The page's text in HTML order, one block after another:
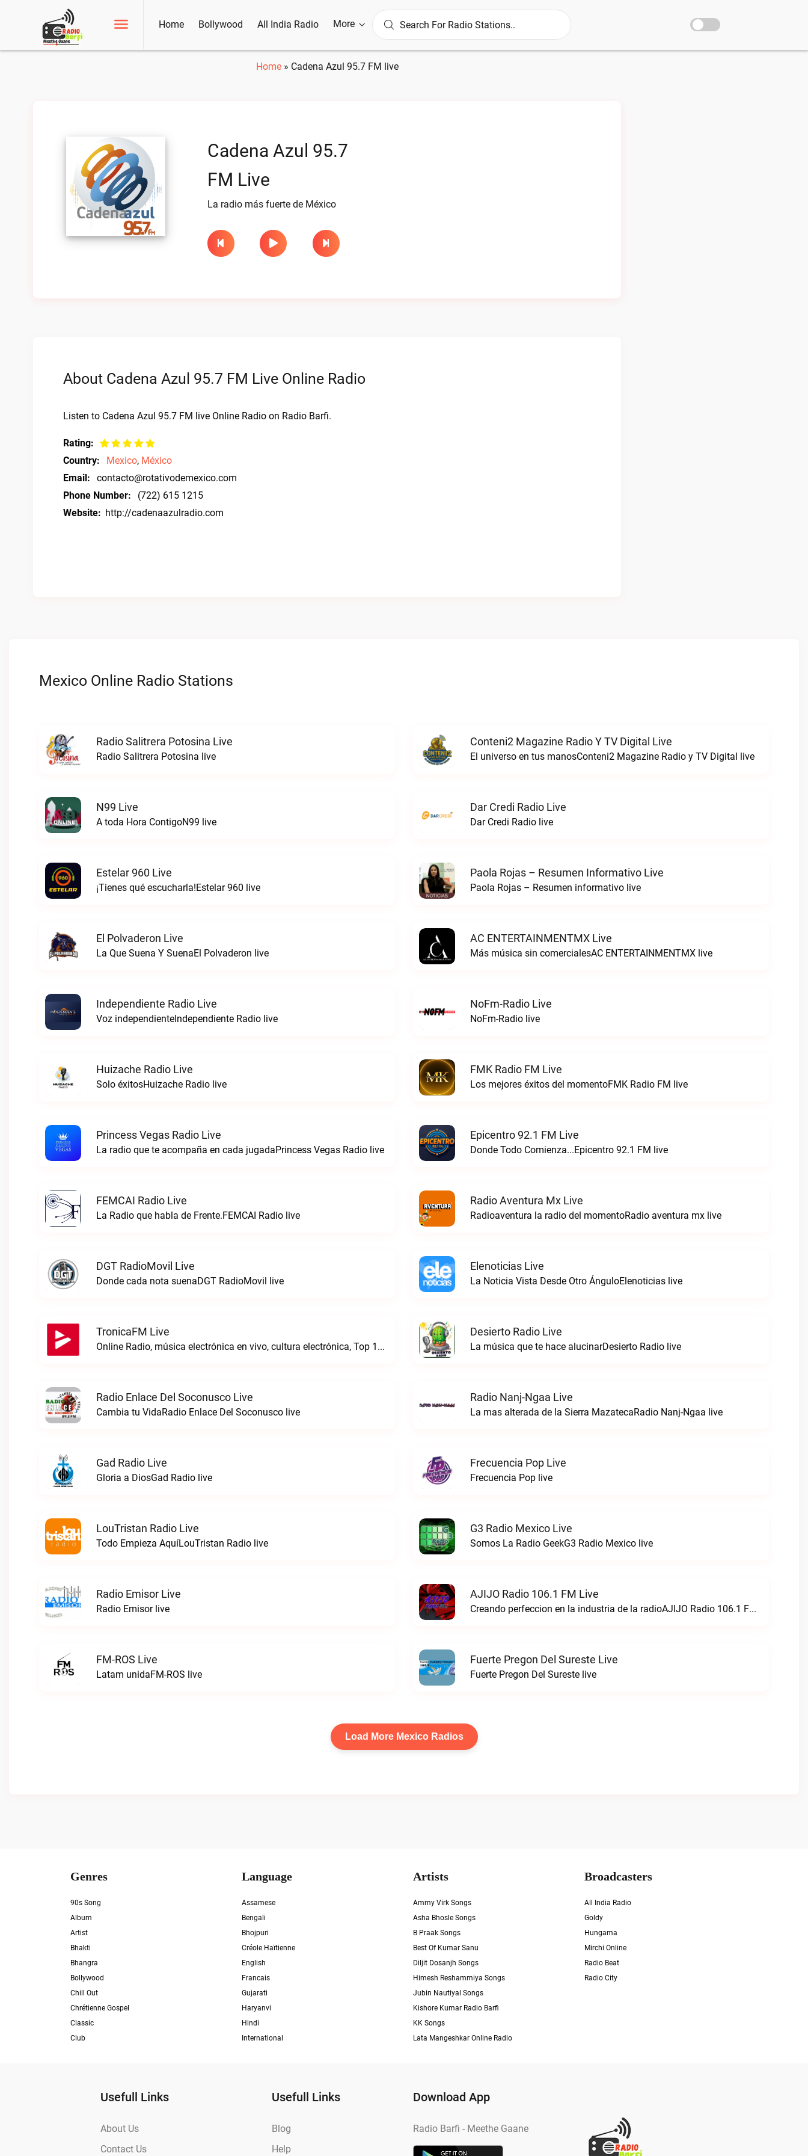
Home Bollywood All India Radio More
Home» Cadena Azul 95.7 FM live
Cadena Azul 95.7
FM Live
La radio más fuerte de México
About Cadena Azul 95.7 FM Live Online Radio
Listen to Cadena Azul 95.7 FM live Online Radio on Radio Barfi.
Rating:
Country:
Mexico, México
Email:
contacto@rotativodemexico.com
Phone Number:
(722) 615 1215
Website: http://cadenaazulradio.com
Mexico Online Radio Stations
Radio Salitrera Potosina Live
Radio Salitrera Potosina live
Conteni2 Magazine Radio Y TV Digital Live
El universo en tus manosConteni2 Magazine Radio y TV Digital live
N99 Live
A toda Hora ContigoN99 live
Dar Credi Radio Live
Dar Credi Radio live
Estelar 960 Live
¡Tienes qué escucharla!Estelar 960 live
Paola Rojas – Resumen Informativo Live
Paola Rojas – Resumen informativo live
El Polvaderon Live
La Que Suena Y SuenaEl Polvaderon live
AC ENTERTAINMENTMX Live
Más música sin comercialesAC ENTERTAINMENTMX live
Independiente Radio Live
Voz independienteIndependiente Radio live
NoFm-Radio Live
NoFm-Radio live
Huizache Radio Live
Solo éxitosHuizache Radio live
FMK Radio FM Live
Los mejores éxitos del momentoFMK Radio FM live
Princess Vegas Radio Live
La radio que te acompaña en cada jugadaPrincess Vegas Radio live
Epicentro 92.1 FM Live
Donde Todo Comienza...Epicentro 92.1 FM live
FEMCAI Radio Live
La Radio que habla de Frente.FEMCAI Radio live
Radio Aventura Mx Live
Radioaventura la radio del momentoRadio aventura mx live
DGT RadioMovil Live
Donde cada nota suenaDGT RadioMovil live
Elenoticias Live
La Noticia Vista Desde Otro ÁnguloElenoticias live
TronicaFM Live
Online Radio, música electrónica en vivo, cultura electrónica, Top 10 semanal, videos, descargasTronicaFM live
Desierto Radio Live
La música que te hace alucinarDesierto Radio live
Radio Enlace Del Soconusco Live
Cambia tu VidaRadio Enlace Del Soconusco live
Radio Nanj-Ngaa Live
La mas alterada de la Sierra MazatecaRadio Nanj-Ngaa live
Gad Radio Live
Gloria a DiosGad Radio live
Frecuencia Pop Live
Frecuencia Pop live
LouTristan Radio Live
Todo Empieza AquíLouTristan Radio live
G3 Radio Mexico Live
Somos La Radio GeekG3 Radio Mexico live
Radio Emisor Live
Radio Emisor live
AJIJO Radio 106.1 FM Live
Creando perfeccion en la industria de la radioAJIJO Radio 106.1 FM live
FM-ROS Live
Latam unidaFM-ROS live
Fuerte Pregon Del Sureste Live
Fuerte Pregon Del Sureste live
Load More Mexico Radios
Genres
90s Song
Album
Artist
Bhakti
Bhangra
Bollywood
Chill Out
Chrétienne Gospel
Classic
Club
Language
Assamese
Bengali
Bhojpuri
Créole Haïtienne
English
Francais
Gujarati
Haryanvi
Hindi
International
Artists
Ammy Virk Songs
Asha Bhosle Songs
B Praak Songs
Best Of Kumar Sanu
Diljit Dosanjh Songs
Himesh Reshammiya Songs
Jubin Nautiyal Songs
Kishore Kumar Radio Barfi
KK Songs
Lata Mangeshkar Online Radio
Broadcasters
All India Radio
Goldy
Hungama
Mirchi Online
Radio Beat
Radio City
Usefull Links
About Us
Contact Us
Usefull Links
Blog
Help
Download App
Radio Barfi - Meethe Gaane